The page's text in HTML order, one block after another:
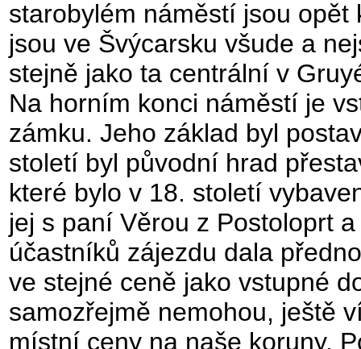
starobylém náměstí jsou opět
jsou ve Švýcarsku všude a
stejně jako ta centrální v
Na horním konci náměstí je
zámku. Jeho základ byl
století byl původní hrad
které bylo v 18. století
jej s paní Věrou z Postoloprt
účastníků zájezdu dala
ve stejné ceně jako vstupné
samozřejmě nemohou, ještě
místní ceny na naše koruny.